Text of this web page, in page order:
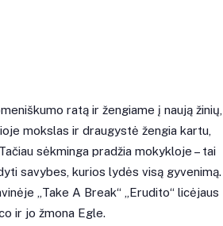
ratą ir žengiame į naują žinių,
mokslas ir draugystė žengia kartu,
sėkminga pradžia mokykloje – tai
savybes, kurios lydės visą gyvenimą.
„Take A Break“ „Erudito“ licėjaus
ir jo žmona Egle.